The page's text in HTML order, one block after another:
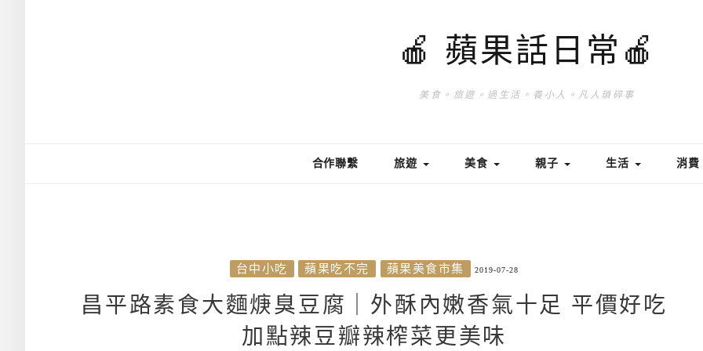
🍎 蘋果話日常🍎
美食。旅遊。過生活。養小人。凡人瑣碎事
合作聯繫 旅遊 美食 親子 生活 消費
台中小吃 蘋果吃不完 蘋果美食市集 2019-07-28
昌平路素食大麵焿臭豆腐｜外酥內嫩香氣十足 平價好吃
加點辣豆瓣辣榨菜更美味